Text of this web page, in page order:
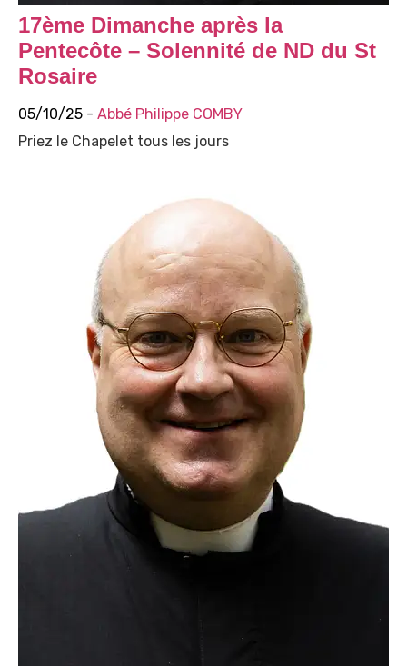
17ème Dimanche après la
Pentecôte – Solennité de ND du St
Rosaire
05/10/25 - Abbé Philippe COMBY
Priez le Chapelet tous les jours